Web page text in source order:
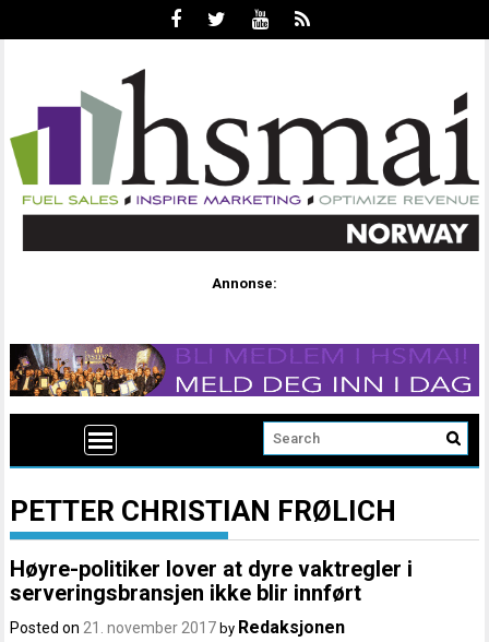
Annonse:
PETTER CHRISTIAN FRØLICH
Høyre-politiker lover at dyre vaktregler i
serveringsbransjen ikke blir innført
Posted on21. november 2017 by Redaksjonen